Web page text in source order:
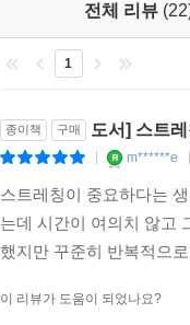
전체 리뷰
1
종이책 구매 도서] 스트
m******e
스트레칭이 중요하다는
는데 시간이 여의치 않고
했지만 꾸준히 반복적으
이 리뷰가 도움이 되었나요?